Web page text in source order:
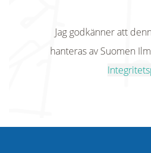
Jag godkänner att
hanteras av Suomen